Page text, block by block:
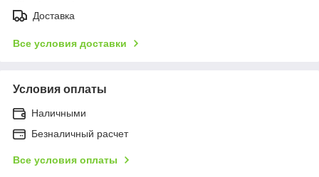
Доставка
Все условия доставки
Условия оплаты
Наличными
Безналичный расчет
Все условия оплаты